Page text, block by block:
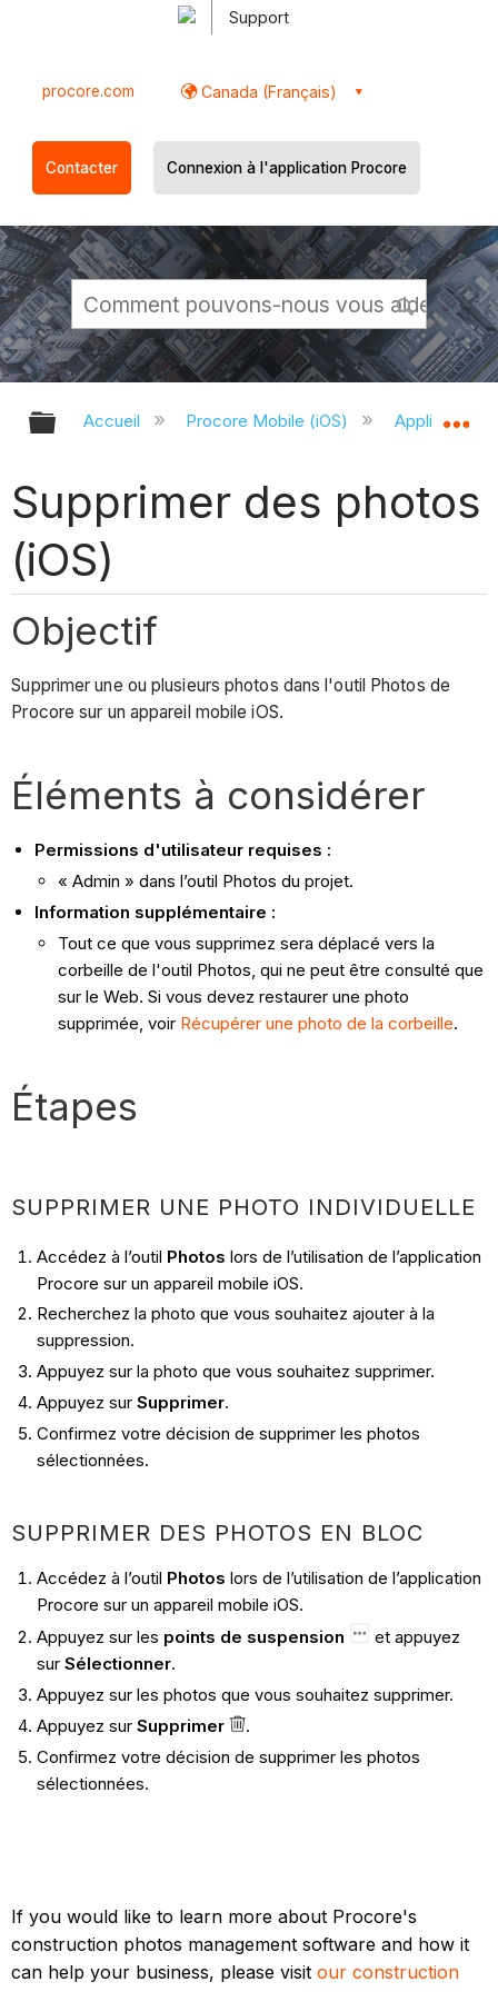
Support
procore.com Canada (Français)
Contacter Connexion à l'application Procore
Développer/réduire la hiérarchie
Accueil Procore Mobile (iOS) Application
Supprimer des photos
(iOS)
Objectif
Supprimer une ou plusieurs photos dans l'outil Photos de
Procore sur un appareil mobile iOS.
Éléments à considérer
Permissions d'utilisateur requises :
« Admin » dans l’outil Photos du projet.
Information supplémentaire :
Tout ce que vous supprimez sera déplacé vers la
corbeille de l'outil Photos, qui ne peut être consulté que
sur le Web. Si vous devez restaurer une photo
supprimée, voir Récupérer une photo de la corbeille.
Étapes
SUPPRIMER UNE PHOTO INDIVIDUELLE
Accédez à l’outil Photos lors de l’utilisation de l’application
Procore sur un appareil mobile iOS.
Recherchez la photo que vous souhaitez ajouter à la
suppression.
Appuyez sur la photo que vous souhaitez supprimer.
Appuyez sur Supprimer.
Confirmez votre décision de supprimer les photos
sélectionnées.
SUPPRIMER DES PHOTOS EN BLOC
Accédez à l’outil Photos lors de l’utilisation de l’application
Procore sur un appareil mobile iOS.
Appuyez sur les points de suspension
et appuyez
sur Sélectionner.
Appuyez sur les photos que vous souhaitez supprimer.
Appuyez sur Supprimer
.
Confirmez votre décision de supprimer les photos
sélectionnées.
If you would like to learn more about Procore's
construction photos management software and how it
can help your business, please visitour construction